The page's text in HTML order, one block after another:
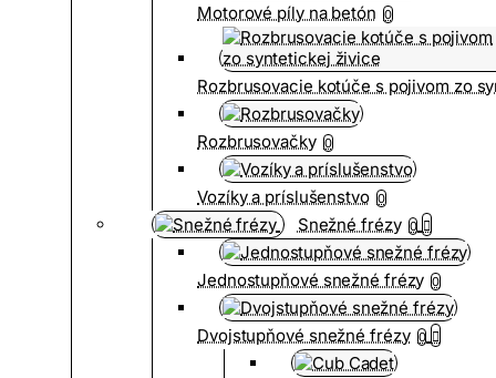
Motorové píly na betón 0
Rozbrusovacie kotúče s pojivom zo
Rozbrusovačky 0
Vozíky a príslušenstvo 0
Snežné frézy 0
Jednostupňové snežné frézy 0
Dvojstupňové snežné frézy 0